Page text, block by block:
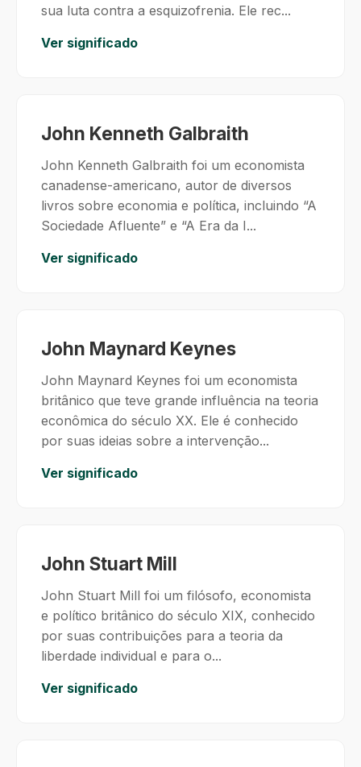
sua luta contra a esquizofrenia. Ele rec...
Ver significado
John Kenneth Galbraith
John Kenneth Galbraith foi um economista
canadense-americano, autor de diversos
livros sobre economia e política, incluindo “A
Sociedade Afluente” e “A Era da I...
Ver significado
John Maynard Keynes
John Maynard Keynes foi um economista
britânico que teve grande influência na teoria
econômica do século XX. Ele é conhecido
por suas ideias sobre a intervenção...
Ver significado
John Stuart Mill
John Stuart Mill foi um filósofo, economista
e político britânico do século XIX, conhecido
por suas contribuições para a teoria da
liberdade individual e para o...
Ver significado